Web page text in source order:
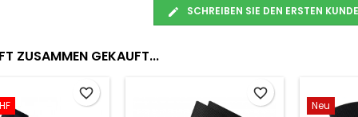
SCHREIBEN SIE DEN ERSTEN
ZUSAMMEN GEKAUFT...